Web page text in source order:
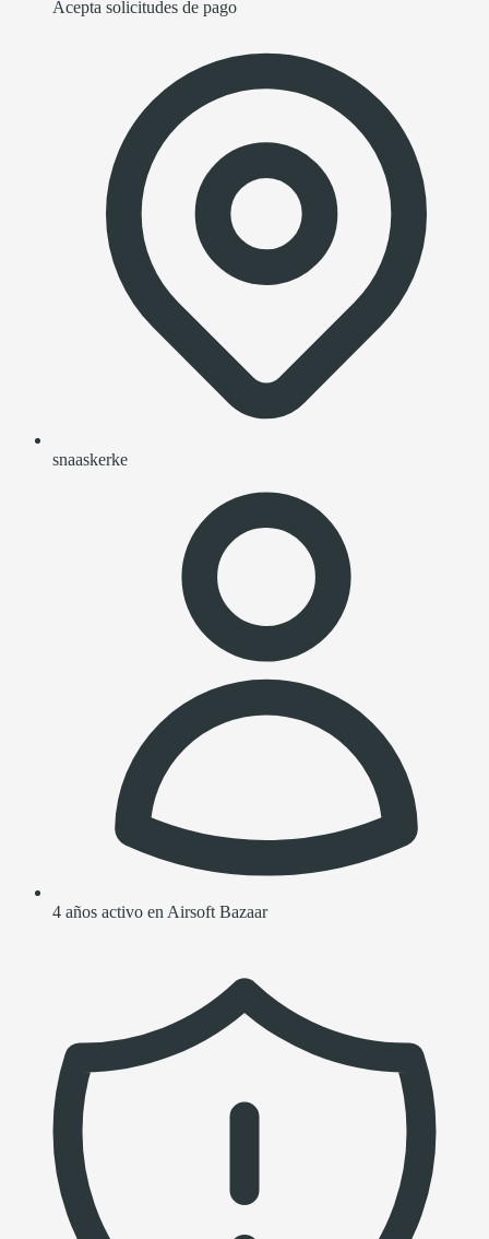
Acepta solicitudes de pago
snaaskerke
4 años activo en Airsoft Bazaar